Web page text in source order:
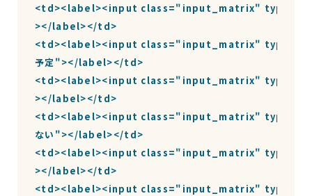
<td><label><input class="input_matrix"
></label></td>
<td><label><input class="input_matrix"
予定"></label></td>
<td><label><input class="input_matrix"
></label></td>
<td><label><input class="input_matrix"
ない"></label></td>
<td><label><input class="input_matrix"
></label></td>
<td><label><input class="input_matrix"